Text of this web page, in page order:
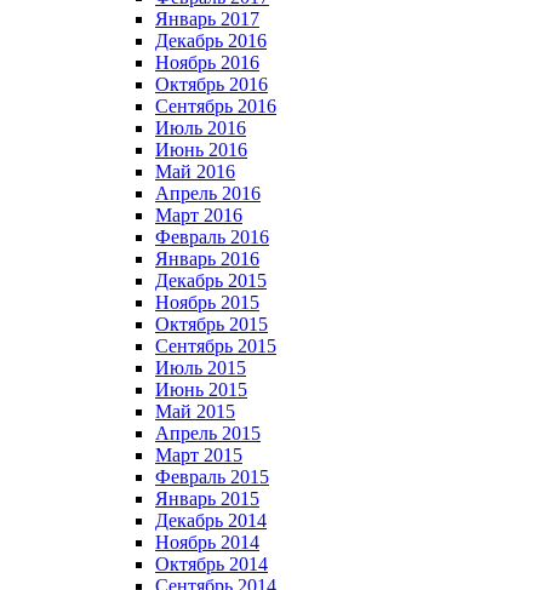
Январь 2017
Декабрь 2016
Ноябрь 2016
Октябрь 2016
Сентябрь 2016
Июль 2016
Июнь 2016
Май 2016
Апрель 2016
Март 2016
Февраль 2016
Январь 2016
Декабрь 2015
Ноябрь 2015
Октябрь 2015
Сентябрь 2015
Июль 2015
Июнь 2015
Май 2015
Апрель 2015
Март 2015
Февраль 2015
Январь 2015
Декабрь 2014
Ноябрь 2014
Октябрь 2014
Сентябрь 2014